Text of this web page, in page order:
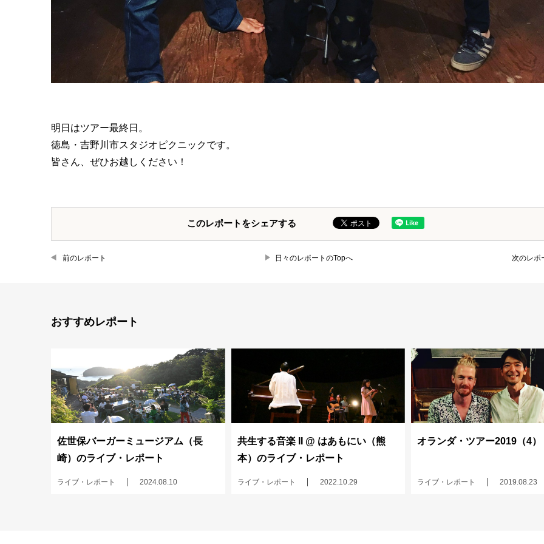
明日はツアー最終日。
徳島・吉野川市スタジオピクニックです。
皆さん、ぜひお越しください！
このレポートをシェアする
前のレポート 日々のレポートのTopへ 次のレポ
おすすめレポート
佐世保バーガーミュージアム（長
崎）のライブ・レポート
ライブ・レポート 2024.08.10
共生する音楽 II @ はあもにい（熊
本）のライブ・レポート
ライブ・レポート 2022.10.29
オランダ・ツアー2019（4）
ライブ・レポート 2019.08.23